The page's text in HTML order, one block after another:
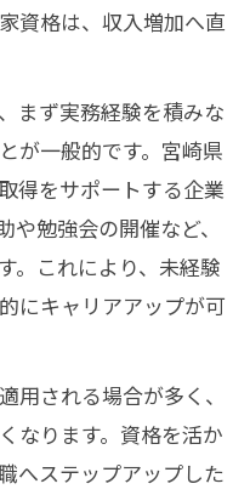
資格は、収入増加へ直
まず実務経験を積みな
が一般的です。宮崎県
得をサポートする企業
勉強会の開催など、
。これにより、未経験
にキャリアアップが可
用される場合が多く、
なります。資格を活か
へステップアップした